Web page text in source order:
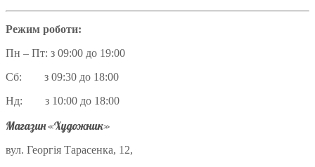
Режим роботи:
Пн – Пт: з 09:00 до 19:00
Сб: з 09:30 до 18:00
Нд: з 10:00 до 18:00
Магазин «Художник»
вул. Георгія Тарасенка, 12,